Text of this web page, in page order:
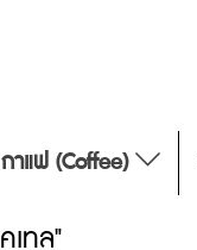
กาแฟ (Coffee)
เทล"